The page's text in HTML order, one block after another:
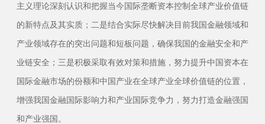
主义理论深刻认识和把握当今国际垄断资本控制全球产业价值链
的新特点及其实质；二是结合实际尽快解决目前我国金融领域和
产业领域存在的突出问题和短板问题，确保我国的金融安全和产
业链安全；三是积极采取有效对策和措施，努力提升中国资本在
国际金融市场的份额和中国产业在全球产业全球价值链的位置，
增强我国金融国际影响力和产业国际竞争力，努力打造金融强国
和产业强国。